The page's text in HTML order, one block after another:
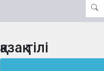
қазақ тілі